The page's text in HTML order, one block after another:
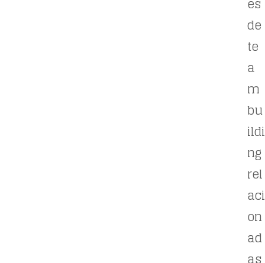
de
te
a
m
bu
ildi
ng
rel
aci
on
ad